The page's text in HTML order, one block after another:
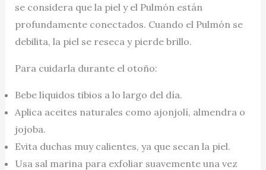
se considera que la piel y el Pulmón están
profundamente conectados. Cuando el Pulmón se
debilita, la piel se reseca y pierde brillo.
Para cuidarla durante el otoño:
Bebe líquidos tibios a lo largo del día.
Aplica aceites naturales como ajonjolí, almendra o
jojoba.
Evita duchas muy calientes, ya que secan la piel.
Usa sal marina para exfoliar suavemente una vez